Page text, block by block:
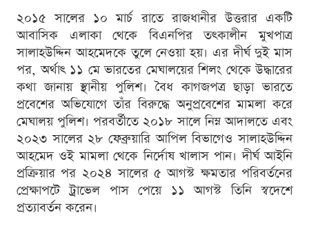
২০১৫ সালের ১০ মার্চ রাতে রাজধানীর উত্তরার একটি
আবাসিক এলাকা থেকে বিএনপির তৎকালীন মুখপাত্র
সালাহউদ্দিন আহমেদকে তুলে নেওয়া হয়। এর দীর্ঘ দুই মাস
পর, অর্থাৎ ১১ মে ভারতের মেঘালয়ের শিলং থেকে উদ্ধারের
কথা জানায় স্থানীয় পুলিশ। বৈধ কাগজপত্র ছাড়া ভারতে
প্রবেশের অভিযোগে তাঁর বিরুদ্ধে অনুপ্রবেশের মামলা করে
মেঘালয় পুলিশ। পরবর্তীতে ২০১৮ সালে নিম্ন আদালতে এবং
২০২৩ সালের ২৮ ফেব্রুয়ারি আপিল বিভাগেও সালাহউদ্দিন
আহমেদ ওই মামলা থেকে নির্দোষ খালাস পান। দীর্ঘ আইনি
প্রক্রিয়ার পর ২০২৪ সালের ৫ আগস্ট ক্ষমতার পরিবর্তনের
প্রেক্ষাপটে ট্রাভেল পাস পেয়ে ১১ আগস্ট তিনি স্বদেশে
প্রত্যাবর্তন করেন।